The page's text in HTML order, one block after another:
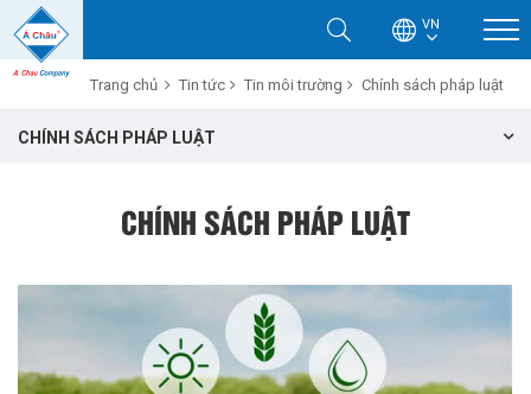
VN
Trang chủ Tin tức Tin môi trường Chính sách pháp luật
CHÍNH SÁCH PHÁP LUẬT
CHÍNH SÁCH PHÁP LUẬT